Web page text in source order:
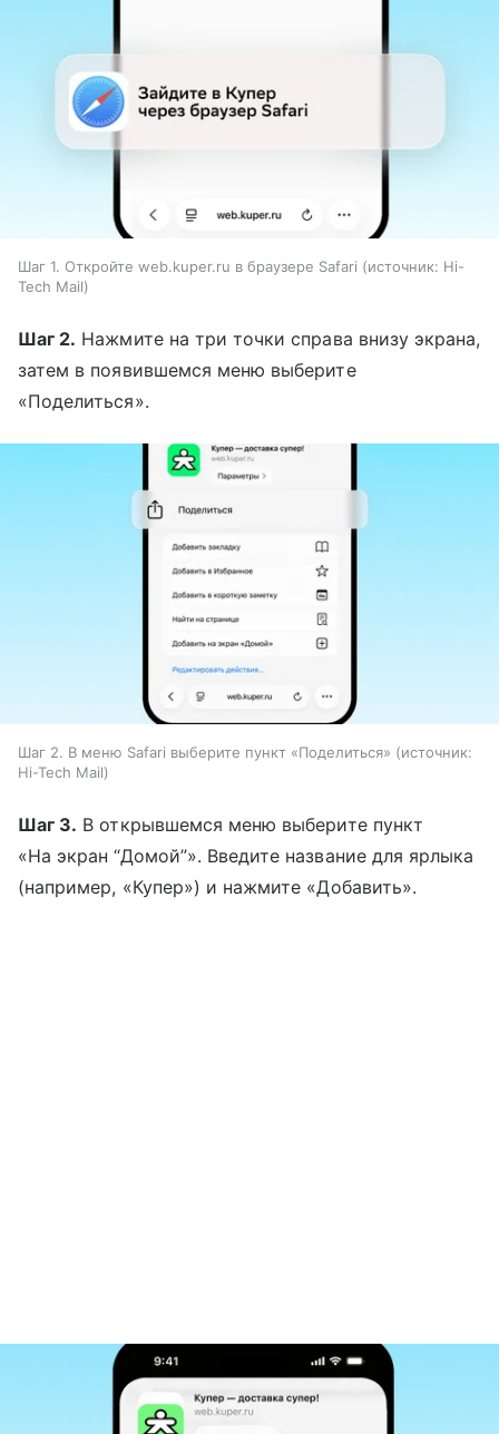
Шаг 1. Откройте web.kuper.ru в браузере Safari источник: Hi-
Tech Mail
Шаг 2. Нажмите на три точки справа внизу экрана,
затем в появившемся меню выберите
«Поделиться».
Шаг 2. В меню Safari выберите пункт «Поделиться»
источник:
Hi-Tech Mail
Шаг 3. В открывшемся меню выберите пункт
«На экран “Домой”». Введите название для ярлыка
(например, «Купер») и нажмите «Добавить».